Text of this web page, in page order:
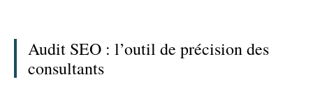
Audit SEO : l’outil de précision des
consultants